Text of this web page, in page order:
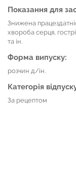
Показання для
Знижена
хвороба серця,
та ін.
Форма випуску:
розчин д/ін.
Категорія
За рецептом